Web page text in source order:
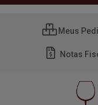
Meus
Notas